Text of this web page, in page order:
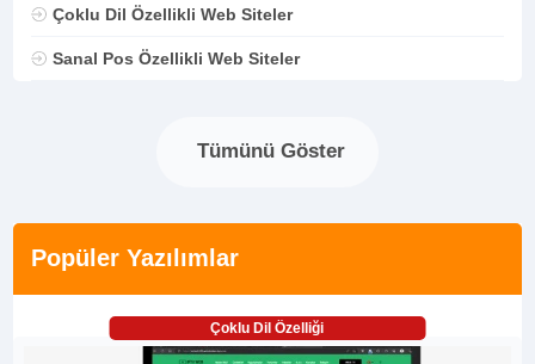
Çoklu Dil Özellikli Web Siteler
Sanal Pos Özellikli Web Siteler
Tümünü Göster
Popüler Yazılımlar
Çoklu Dil Özelliği